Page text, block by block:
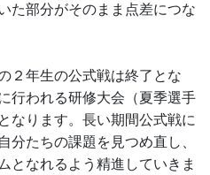
た部分がそのまま点差につな
２年生の公式戦は終了とな
行われる研修大会（夏季選手
なります。長い期間公式戦に
分たちの課題を見つめ直し、
となれるよう精進していきま